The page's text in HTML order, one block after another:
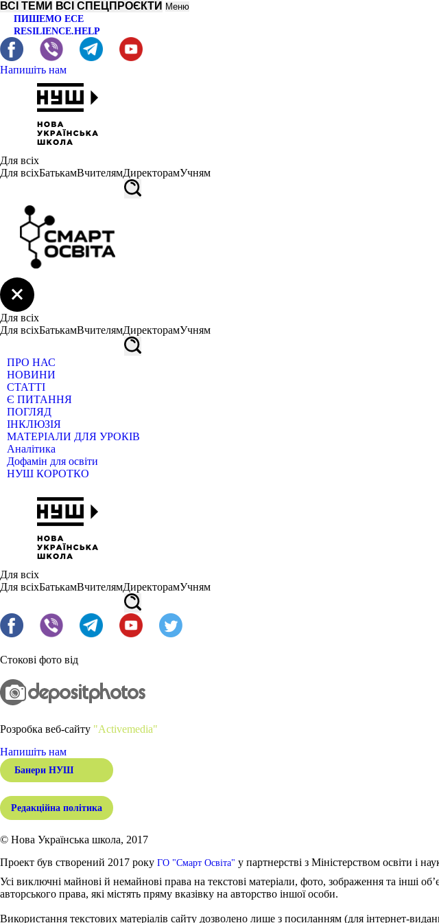
ВСІ ТЕМИ ВСІ СПЕЦПРОЄКТИ Меню
ПИШЕМО ЕСЕ
RESILIENCE.HELP
Напишіть нам
Для всіх
Для всіхБатькамВчителямДиректорамУчням
Для всіх
Для всіхБатькамВчителямДиректорамУчням
ПРО НАС
НОВИНИ
СТАТТІ
Є ПИТАННЯ
ПОГЛЯД
ІНКЛЮЗІЯ
МАТЕРІАЛИ ДЛЯ УРОКІВ
Аналітика
Дофамін для освіти
НУШ КОРОТКО
Для всіх
Для всіхБатькамВчителямДиректорамУчням
Стокові фото від
Розробка веб-сайту "Activemedia"
Напишіть нам
Банери НУШ
Редакційна політика
© Нова Українська школа, 2017
Проект був створений 2017 року ГО "Смарт Освіта" у партнерстві з Міністерством освіти і
Усі виключні майнові й немайнові права на текстові матеріали, фото, зображення та інші
авторського права, які містять пряму вказівку на авторство іншої особи.
Використання текстових матеріалів сайту дозволено лише з посиланням (для інтернет-